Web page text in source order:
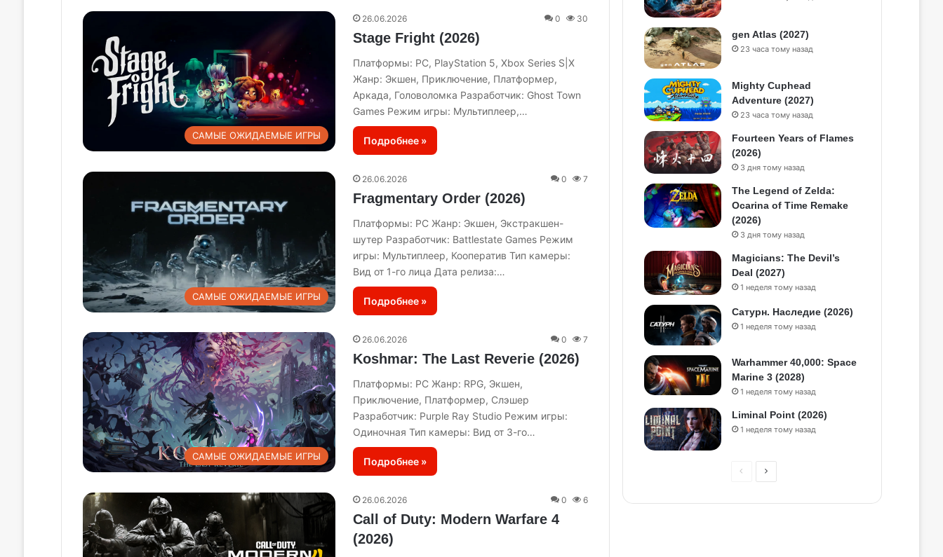
САМЫЕ ОЖИДАЕМЫЕ ИГРЫ
26.06.2026 0 30
Stage Fright (2026)
Платформы: PC, PlayStation 5, Xbox Series S|X
Жанр: Экшен, Приключение, Платформер,
Аркада, Головоломка Разработчик: Ghost Town
Games Режим игры: Мультиплеер,…
Подробнее »
САМЫЕ ОЖИДАЕМЫЕ ИГРЫ
26.06.2026 0 7
Fragmentary Order (2026)
Платформы: PC Жанр: Экшен, Экстракшен-
шутер Разработчик: Battlestate Games Режим
игры: Мультиплеер, Кооператив Тип камеры:
Вид от 1-го лица Дата релиза:…
Подробнее »
САМЫЕ ОЖИДАЕМЫЕ ИГРЫ
26.06.2026 0 7
Koshmar: The Last Reverie (2026)
Платформы: PC Жанр: RPG, Экшен,
Приключение, Платформер, Слэшер
Разработчик: Purple Ray Studio Режим игры:
Одиночная Тип камеры: Вид от 3-го…
Подробнее »
26.06.2026 0 6
Call of Duty: Modern Warfare 4
(2026)
gen Atlas (2027)
23 часа тому назад
Mighty Cuphead
Adventure (2027)
23 часа тому назад
Fourteen Years of Flames
(2026)
3 дня тому назад
The Legend of Zelda:
Ocarina of Time Remake
(2026)
3 дня тому назад
Magicians: The Devil’s
Deal (2027)
1 неделя тому назад
Сатурн. Наследие (2026)
1 неделя тому назад
Warhammer 40,000: Space
Marine 3 (2028)
1 неделя тому назад
Liminal Point (2026)
1 неделя тому назад
С